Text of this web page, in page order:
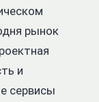
рынок
и
сервисы